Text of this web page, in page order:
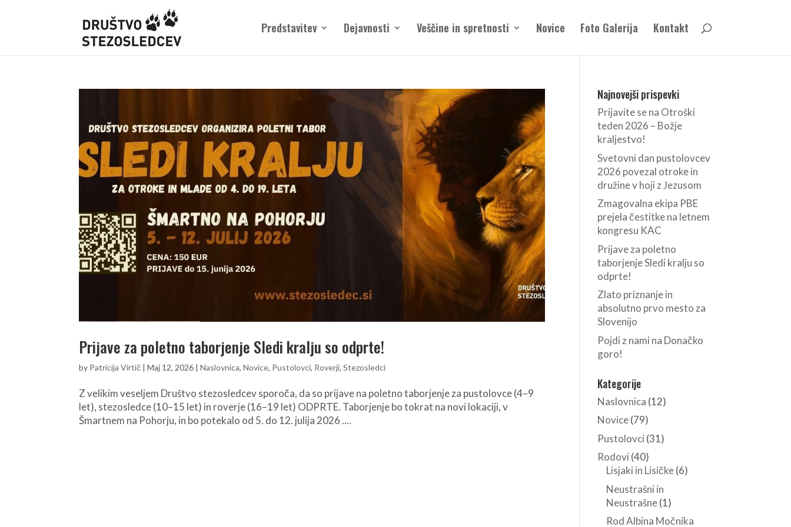
Predstavitev Dejavnosti Veščine in spretnosti Novice Foto Galerija Kontakt
Prijave za poletno taborjenje Sledi kralju so odprte!
by Patricija Virtič |Maj 12, 2026 |Naslovnica,Novice, Pustolovci, Roverji,Stezosledci
Z velikim veseljem Društvo stezosledcev sporoča, da so prijave na poletno taborjenje za pustolovce (4–9
let), stezosledce (10–15 let) in roverje (16–19 let) ODPRTE. Taborjenje bo tokrat na novi lokaciji, v
Šmartnem na Pohorju, in bo potekalo od 5. do 12. julija 2026 ....
Najnovejši prispevki
Prijavite se na Otroški
teden 2026 – Božje
kraljestvo!
Svetovni dan pustolovcev
2026 povezal otroke in
družine v hoji z Jezusom
Zmagovalna ekipa PBE
prejela čestitke na letnem
kongresu KAC
Prijave za poletno
taborjenje Sledi kralju so
odprte!
Zlato priznanje in
absolutno prvo mesto za
Slovenijo
Pojdi z nami na Donačko
goro!
Kategorije
Naslovnica (12)
Novice(79)
Pustolovci (31)
Rodovi (40)
Lisjaki in Lisičke(6)
Neustrašni in
Neustrašne(1)
Rod Albina Močnika